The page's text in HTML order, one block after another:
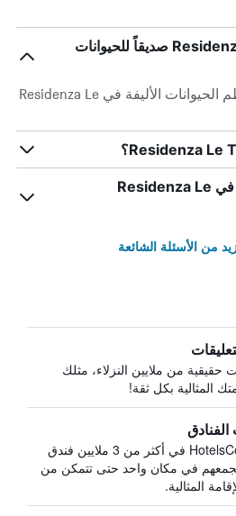
هل يعتبر Residenza Le Terrazze صديقاً للحيوانات
نعم ، يُسمح بالكلاب ولمعظم الحيوانات الأليفة في Residenza Le
هل تتوفر خدمة الواي فاي في Residenza Le
من الأسئلة الشائعة
حقيقية من ملايين النزلاء، مثلك
المثالية بكل ثقة!
يبحث HotelsCombined في أكثر من 3 ملايين فندق
في مكان واحد حتى تتمكن من
المثالية.